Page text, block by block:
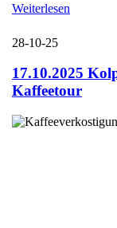
Weiterlesen
28-10-25
17.10.2025
Kaffeetour